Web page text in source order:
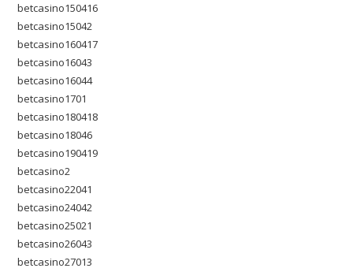
betcasino150416
betcasino15042
betcasino160417
betcasino16043
betcasino16044
betcasino1701
betcasino180418
betcasino18046
betcasino190419
betcasino2
betcasino22041
betcasino24042
betcasino25021
betcasino26043
betcasino27013